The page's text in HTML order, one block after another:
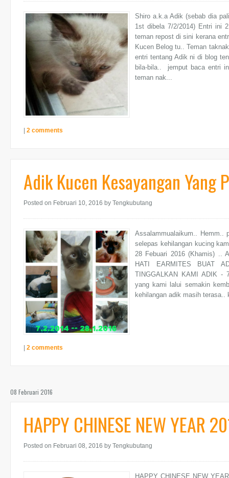
Shiro a.k.a Adik (sebab dia
1st dibela 7/2/2014) Entri ini
teman repost di sini kerana
Kucen Belog tu.. Teman
entri tentang Adik ni di blog
bila-bila.. jemput baca entri
teman nak...
2 comments
Adik Kucen Kesayangan Yang
Posted on Februari 10, 2016 by Tengkubutang
Assalammualaikum.. Hemm..
selepas kehilangan kucing
28 Febuari 2016 (Khamis) ..
HATI EARMITES BUAT
TINGGALKAN KAMI ADIK -
yang kami lalui semakin
kehilangan adik masih
2 comments
08 Februari 2016
HAPPY CHINESE NEW YEAR
Posted on Februari 08, 2016 by Tengkubutang
HAPPY CHINESE NEW